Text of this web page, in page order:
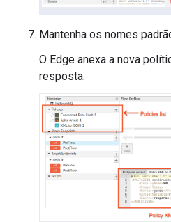
Mantenha os nomes
O Edge anexa a nova
resposta: